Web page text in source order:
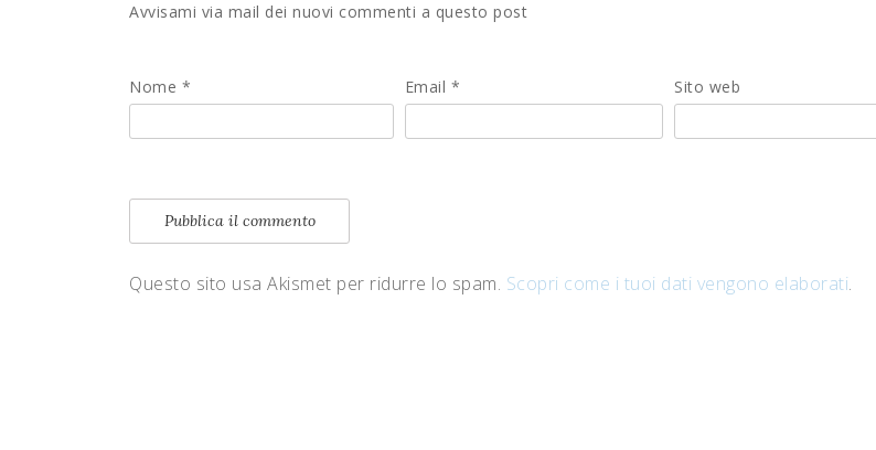
Avvisami via mail dei nuovi commenti a questo post
Nome * Email * Sito web
Questo sito usa Akismet per ridurre lo spam. Scopri come i tuoi dati vengono elaborati.